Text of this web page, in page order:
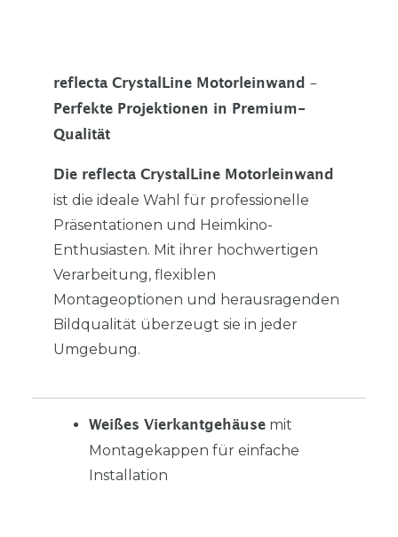
reflecta CrystalLine Motorleinwand –
Perfekte Projektionen in Premium-
Qualität
Die reflecta CrystalLine Motorleinwand
ist die ideale Wahl für professionelle
Präsentationen und Heimkino-
Enthusiasten. Mit ihrer hochwertigen
Verarbeitung, flexiblen
Montageoptionen und herausragenden
Bildqualität überzeugt sie in jeder
Umgebung.
Weißes Vierkantgehäuse mit
Montagekappen für einfache
Installation